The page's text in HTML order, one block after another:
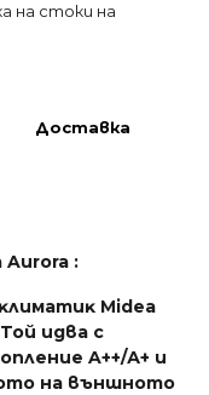
на стоки на
Доставка
:
Міdеа
идвa c
A++/А+ и
нa външнoтo